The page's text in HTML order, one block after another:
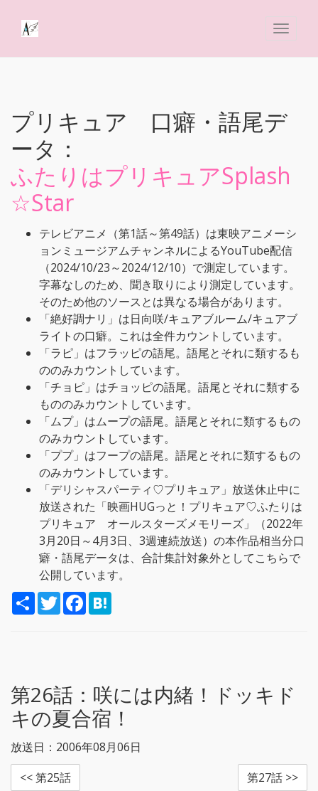
プリキュア 口癖・語尾デ
ータ：
ふたりはプリキュアSplash
☆Star
テレビアニメ（第1話～第49話）は東映アニメーシ
ョンミュージアムチャンネルによるYouTube配信
（2024/10/23～2024/12/10）で測定しています。
字幕なしのため、聞き取りにより測定しています。
そのため他のソースとは異なる場合があります。
「絶好調ナリ」は日向咲/キュアブルーム/キュアブ
ライトの口癖。これは全件カウントしています。
「ラピ」はフラッピの語尾。語尾とそれに類するも
ののみカウントしています。
「チョピ」はチョッピの語尾。語尾とそれに類する
もののみカウントしています。
「ムプ」はムープの語尾。語尾とそれに類するもの
のみカウントしています。
「ププ」はフープの語尾。語尾とそれに類するもの
のみカウントしています。
「デリシャスパーティ♡プリキュア」放送休止中に
放送された「映画HUGっと！プリキュア♡ふたりは
プリキュア オールスターズメモリーズ」（2022年
3月20日～4月3日、3週連続放送）の本作品相当分口
癖・語尾データは、合計集計対象外としてこちらで
公開しています。
S
h
T
w
F
a
第26話： 咲には内緒！ドッキド
キの夏合宿！
放送日：2006年08月06日
<< 第25話
第27話 >>